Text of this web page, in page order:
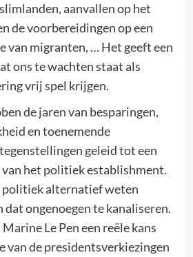
aanvallen op het
de voorbereidingen op een
van migranten, … Het geeft een
ons te wachten staat als
vrij spel krijgen.
de jaren van besparingen,
en toenemende
geleid tot een
van het politiek establishment.
politiek alternatief weten
ongenoegen te kanaliseren.
Le Pen een reële kans
van de presidentsverkiezingen